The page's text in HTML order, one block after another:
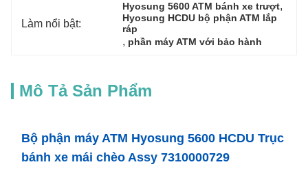
Làm nổi bật:
Hyosung 5600 ATM bánh xe trượt
Hyosung HCDU bộ phận ATM lắp
ráp
, phần máy ATM với bảo hành
Mô Tả Sản Phẩm
Bộ phận máy ATM Hyosung 5600 HCDU Trục
bánh xe mái chèo Assy 7310000729